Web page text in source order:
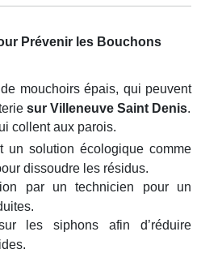
Prévenir les Bouchons
mouchoirs épais, qui peuvent
sur Villeneuve Saint Denis.
collent aux parois.
un solution écologique comme
dissoudre les résidus.
par un technicien pour un
les siphons afin d’réduire